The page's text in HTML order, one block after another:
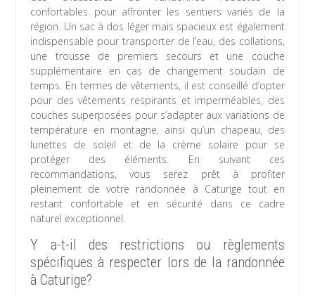
confortables pour affronter les sentiers variés de la
région. Un sac à dos léger mais spacieux est également
indispensable pour transporter de l’eau, des collations,
une trousse de premiers secours et une couche
supplémentaire en cas de changement soudain de
temps. En termes de vêtements, il est conseillé d’opter
pour des vêtements respirants et imperméables, des
couches superposées pour s’adapter aux variations de
température en montagne, ainsi qu’un chapeau, des
lunettes de soleil et de la crème solaire pour se
protéger des éléments. En suivant ces
recommandations, vous serez prêt à profiter
pleinement de votre randonnée à Caturige tout en
restant confortable et en sécurité dans ce cadre
naturel exceptionnel.
Y a-t-il des restrictions ou règlements
spécifiques à respecter lors de la randonnée
à Caturige?